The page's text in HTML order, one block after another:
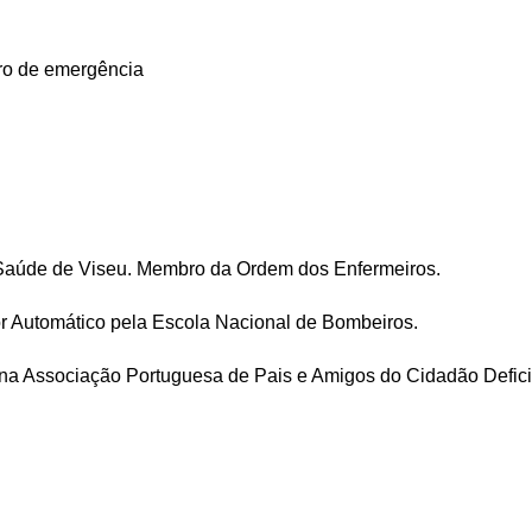
de emergência
de Viseu. Membro da Ordem dos Enfermeiros.
Automático pela Escola Nacional de Bombeiros.
Associação Portuguesa de Pais e Amigos do Cidadão